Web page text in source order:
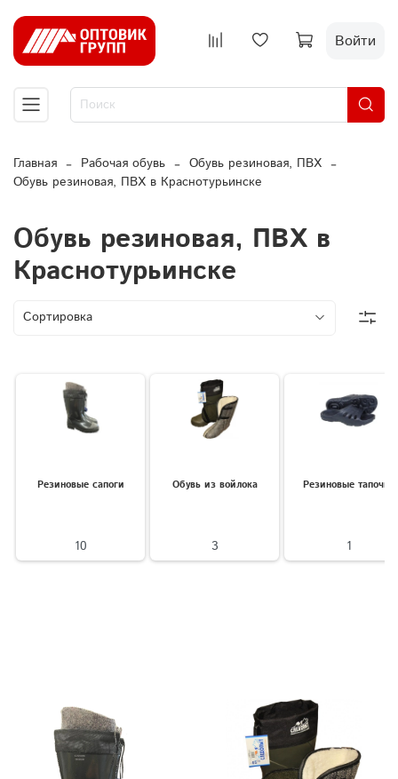
Войти
Главная Рабочая обувь
Обувь резиновая, ПВХ
Обувь резиновая, ПВХ в Краснотурьинске
Обувь резиновая, ПВХ в
Краснотурьинске
Резиновые сапоги
10
Обувь из войлока
3
Резиновые тапочки
1